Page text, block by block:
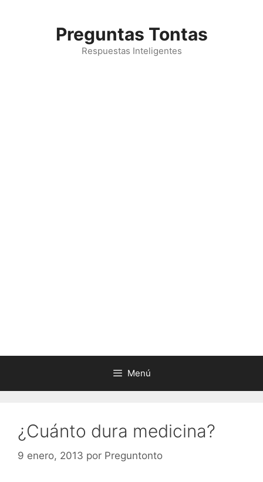
Preguntas Tontas
Respuestas Inteligentes
Menú
¿Cuánto dura medicina?
9 enero, 2013 por Preguntonto